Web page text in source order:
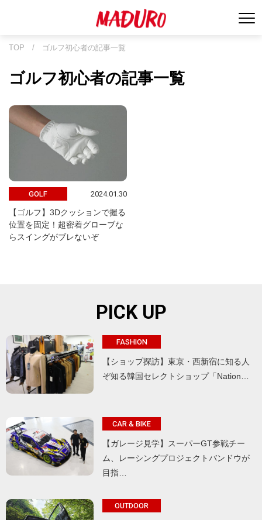
TOP / ゴルフ初心者の記事一覧
ゴルフ初心者の記事一覧
GOLF 2024.01.30
【ゴルフ】3Dクッションで握る
位置を固定！超密着グローブな
らスイングがブレないぞ
PICK UP
FASHION
【ショップ探訪】東京・西新宿に知る人
ぞ知る韓国セレクトショップ「Nation…
CAR & BIKE
【ガレージ見学】スーパーGT参戦チー
ム、レーシングプロジェクトバンドウが
目指…
OUTDOOR